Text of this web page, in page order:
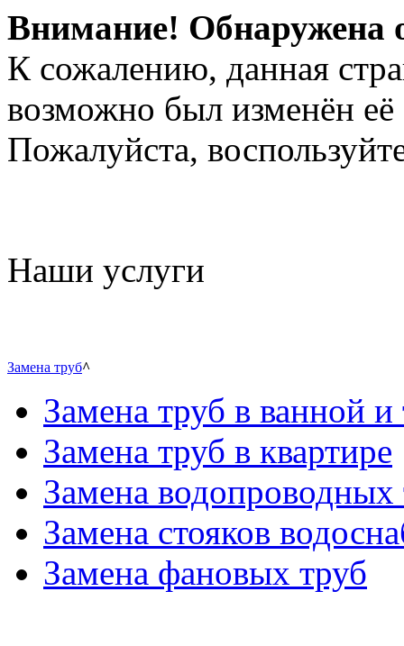
Внимание! Обнаружена
К сожалению, данная
возможно был изменён её
Пожалуйста,
Наши услуги
Замена труб^
Замена труб в ванной и
Замена труб в квартире
Замена водопроводных
Замена стояков
Замена фановых труб